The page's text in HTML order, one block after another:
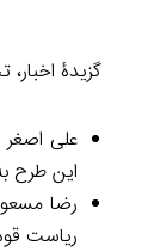
گزیدۀ
علی
این طرح
رضا